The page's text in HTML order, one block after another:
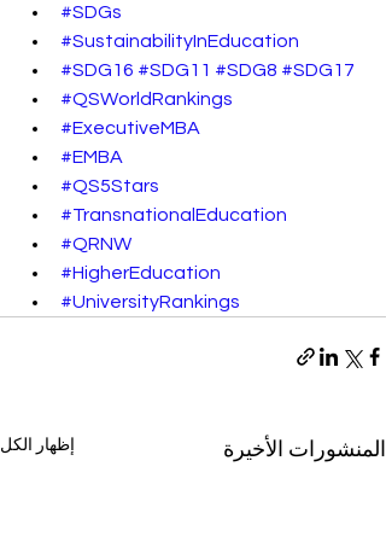
#SDGs
#SustainabilityInEducation
#SDG16 #SDG11 #SDG8 #SDG17
#QSWorldRankings
#ExecutiveMBA
#EMBA
#QS5Stars
#TransnationalEducation
#QRNW
#HigherEducation
#UniversityRankings
المنشورات الأخيرة إظهار الكل